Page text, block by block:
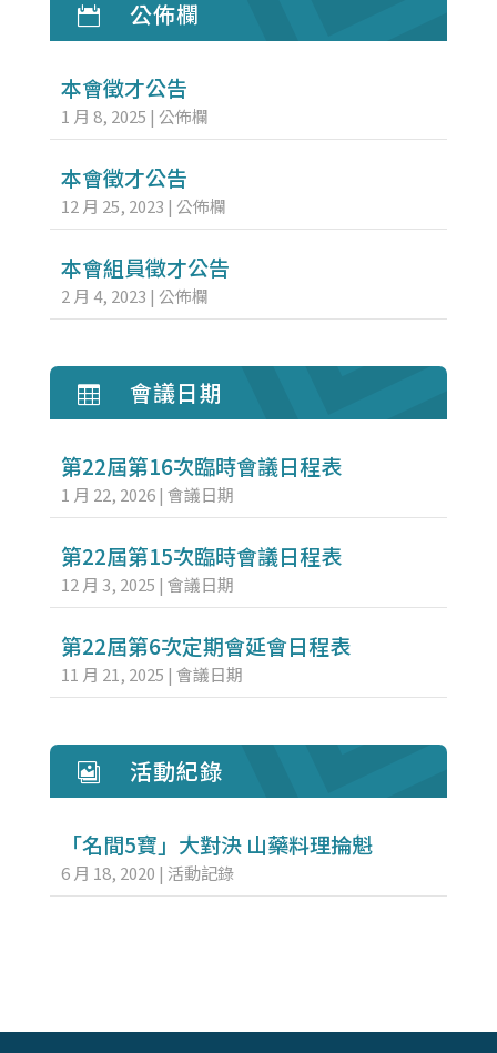
 公佈欄
本會徵才公告
1 月 8, 2025 | 公佈欄
本會徵才公告
12 月 25, 2023 | 公佈欄
本會組員徵才公告
2 月 4, 2023 | 公佈欄
 會議日期
第22屆第16次臨時會議日程表
1 月 22, 2026| 會議日期
第22屆第15次臨時會議日程表
12 月 3, 2025 | 會議日期
第22屆第6次定期會延會日程表
11 月 21, 2025 | 會議日期
 活動紀錄
「名間5寶」大對決 山藥料理掄魁
6 月 18, 2020 | 活動記錄